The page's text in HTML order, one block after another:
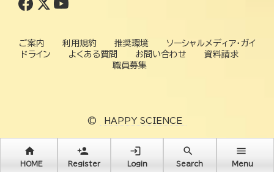
ご案内 利用規約 推奨環境
ソーシャルメディア・ガイ
ドライン
よくある質問 お問い合わせ
資料請求
職員募集
© HAPPY SCIENCE
home
HOME
person_add
Register
login
Login
search
Search
menu
Menu